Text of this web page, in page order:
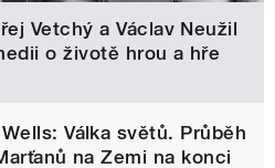
Vetchý a Václav Neužil
o životě hrou a hře
Válka světů. Průběh
na Zemi na konci